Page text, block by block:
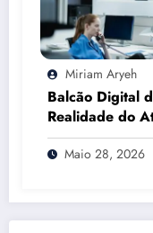
Miriam Aryeh
Balcão Digital
Realidade do
Maio 28, 2026